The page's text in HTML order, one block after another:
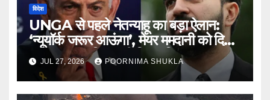
विदेश
UNGA से पहले नेतन्याहू का बड़ा ऐलान:
‘न्यूयॉर्क जरूर आऊंगा’, मेयर ममदानी को दिया
करारा जवाब, गिरफ्तारी विवाद फिर गरमाया…
JUL 27, 2026 POORNIMA SHUKLA